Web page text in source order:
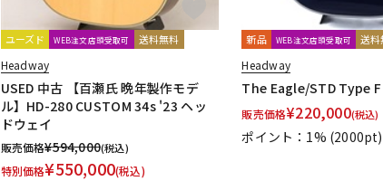
ユーズド WEB注文店頭受取可 送料無料
Headway
USED 中古 【百瀬氏 晩年製作モデ
ル】HD-280 CUSTOM 34s '23 ヘッ
ドウェイ
販売価格¥594,000(税込)
特別価格¥550,000(税込)
新品 WEB注文店頭受取可 送
Headway
The Eagle/STD Type F
販売価格¥220,000(税込)
ポイント：1% (2000pt)